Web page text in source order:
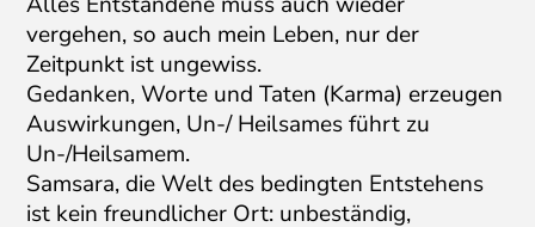
vergehen, so auch mein Leben, nur der
Zeitpunkt ist ungewiss.
Gedanken, Worte und Taten (Karma) erzeugen
Auswirkungen, Un-/ Heilsames führt zu
Un-/Heilsamem.
Samsara, die Welt des bedingten Entstehens
ist kein freundlicher Ort: unbeständig,